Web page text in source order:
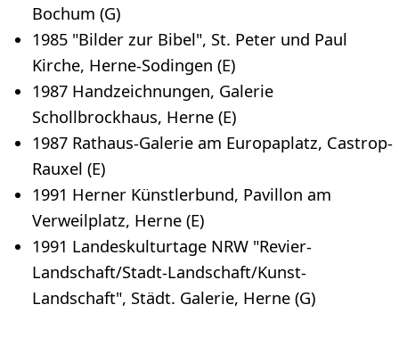
Bochum (G)
1985 "Bilder zur Bibel", St. Peter und Paul
Kirche, Herne-Sodingen (E)
1987 Handzeichnungen, Galerie
Schollbrockhaus, Herne (E)
1987 Rathaus-Galerie am Europaplatz, Castrop-
Rauxel (E)
1991 Herner Künstlerbund, Pavillon am
Verweilplatz, Herne (E)
1991 Landeskulturtage NRW "Revier-
Landschaft/Stadt-Landschaft/Kunst-
Landschaft", Städt. Galerie, Herne (G)